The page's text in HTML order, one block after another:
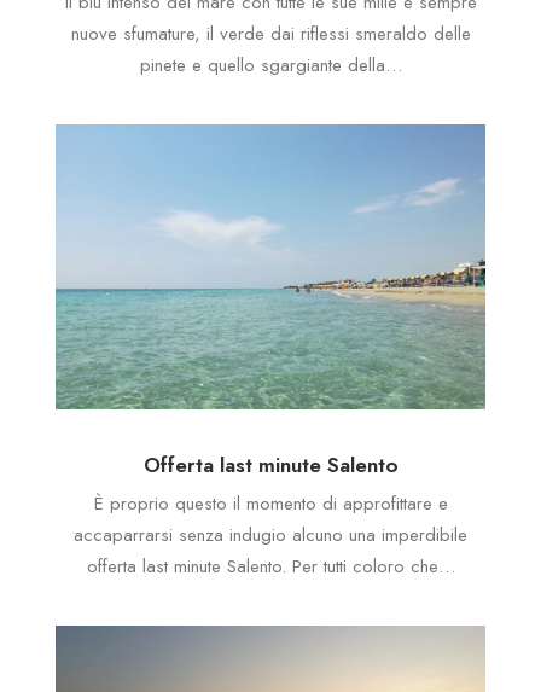
nuove sfumature, il verde dai riflessi smeraldo delle
pinete e quello sgargiante della…
Offerta last minute Salento
È proprio questo il momento di approfittare e
accaparrarsi senza indugio alcuno una imperdibile
offerta last minute Salento. Per tutti coloro che…